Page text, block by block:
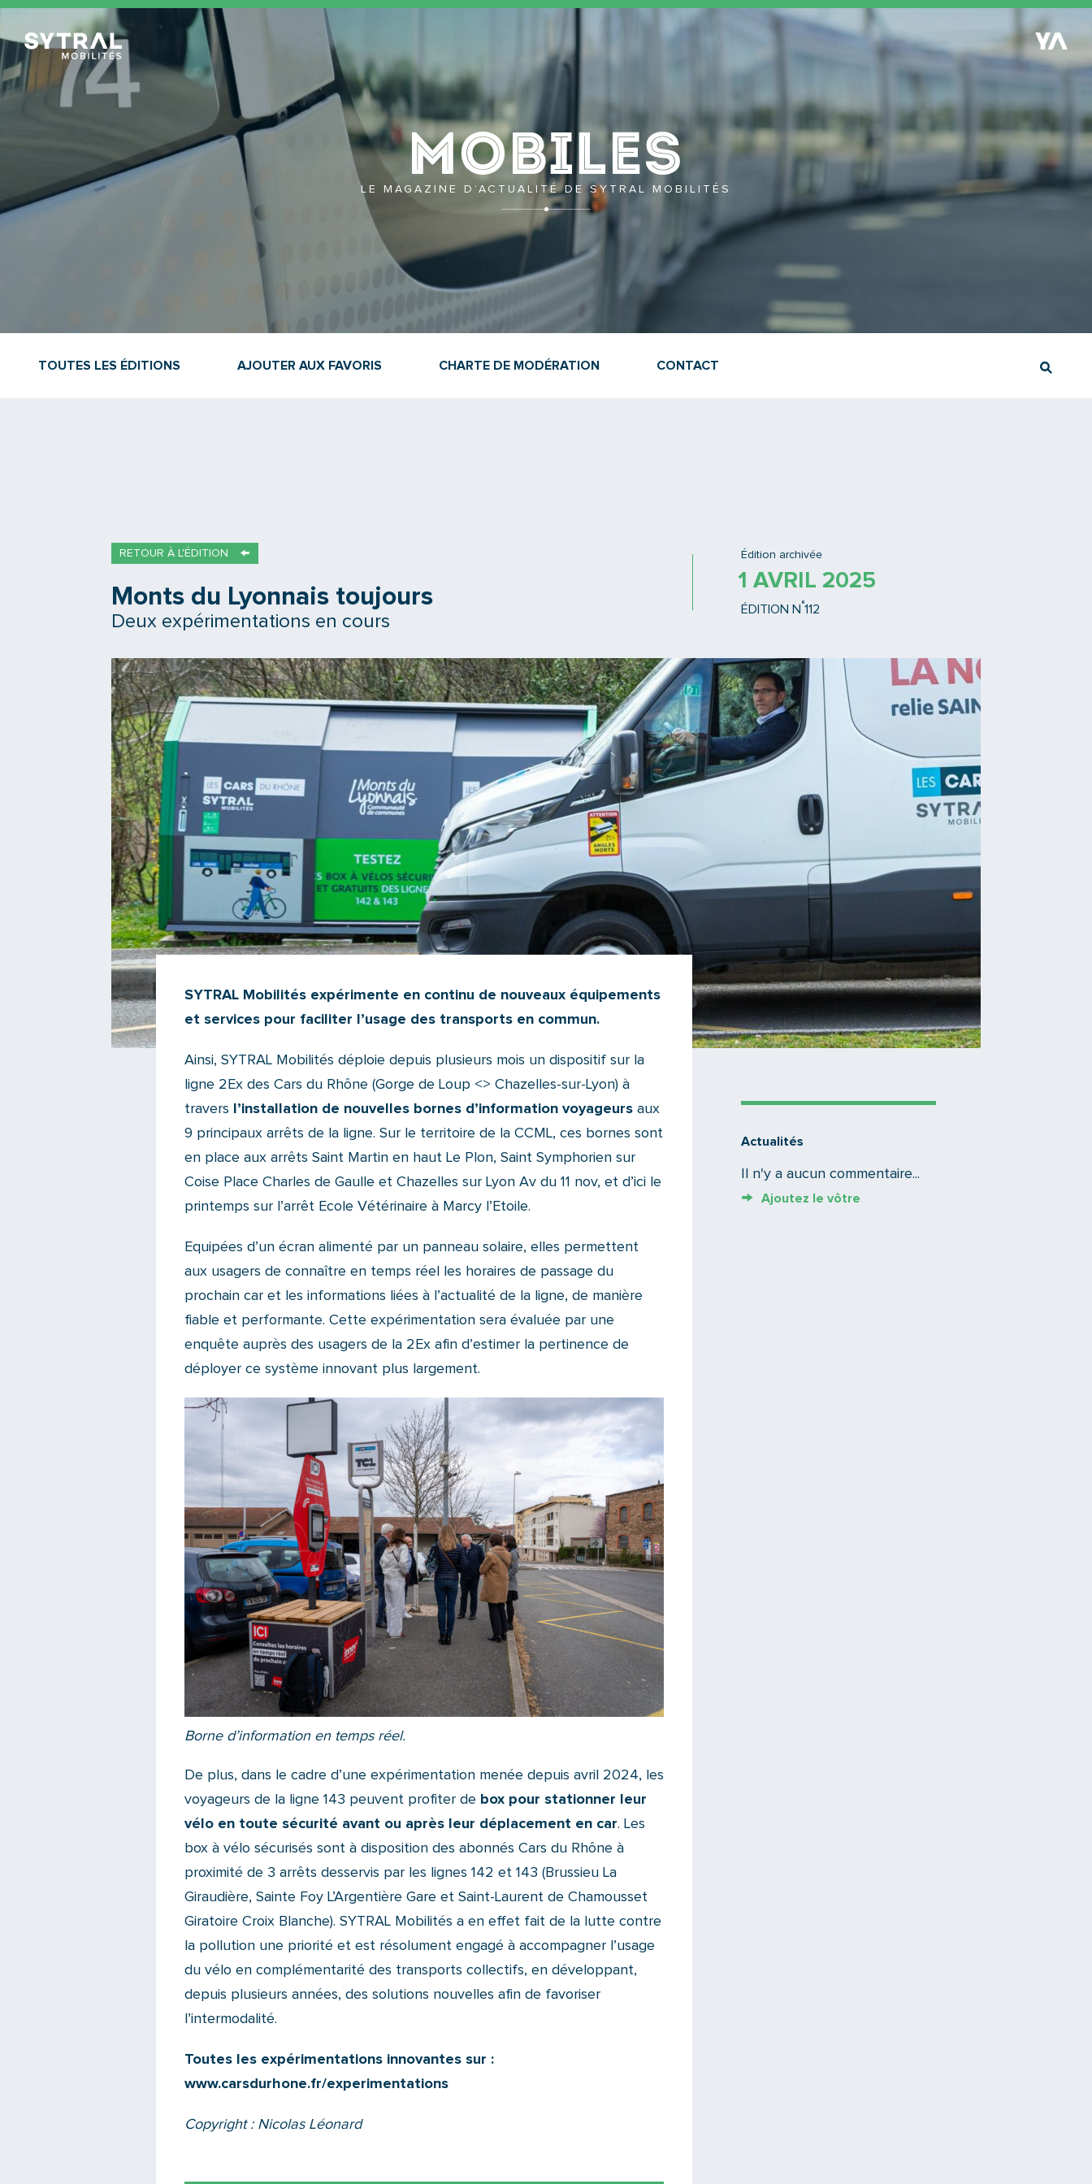
TCL Sytral
Retour à l'accueil
Mobiles
LE MAGAZINE D’ACTUALITÉ DE SYTRAL MOBILITÉS
TOUTES LES ÉDITIONS AJOUTER AUX FAVORIS CHARTE DE MODÉRATION CONTACT
RETOUR À L'ÉDITION Édition archivée
1 AVRIL 2025
ÉDITION N °112
Monts du Lyonnais toujours
Deux expérimentations en cours
Actualités
Il n'y a aucun commentaire...
Ajoutez le vôtre
SYTRAL Mobilités expérimente en continu de nouveaux équipements
et services pour faciliter l’usage des transports en commun.
Ainsi, SYTRAL Mobilités déploie depuis plusieurs mois un dispositif sur la
ligne 2Ex des Cars du Rhône (Gorge de Loup <> Chazelles-sur-Lyon) à
travers
l’installation de nouvelles bornes d’information voyageurs aux
9 principaux arrêts de la ligne. Sur le territoire de la CCML, ces bornes sont
en place aux arrêts Saint Martin en haut Le Plon, Saint Symphorien sur
Coise Place Charles de Gaulle et Chazelles sur Lyon Av du 11 nov, et d’ici le
printemps sur l’arrêt Ecole Vétérinaire à Marcy l’Etoile.
Equipées d’un écran alimenté par un panneau solaire, elles permettent
aux usagers de connaître en temps réel les horaires de passage du
prochain car et les informations liées à l’actualité de la ligne, de manière
fiable et performante. Cette expérimentation sera évaluée par une
enquête auprès des usagers de la 2Ex afin d’estimer la pertinence de
déployer ce système innovant plus largement.
Borne d’information en temps réel.
De plus, dans le cadre d’une expérimentation menée depuis avril 2024, les
voyageurs de la ligne 143 peuvent profiter de box pour stationner leur
vélo en toute sécurité avant ou après leur déplacement en car. Les
box à vélo sécurisés sont à disposition des abonnés Cars du Rhône à
proximité de 3 arrêts desservis par les lignes 142 et 143 (Brussieu La
Giraudière, Sainte Foy L’Argentière Gare et Saint-Laurent de Chamousset
Giratoire Croix Blanche). SYTRAL Mobilités a en effet fait de la lutte contre
la pollution une priorité et est résolument engagé à accompagner l’usage
du vélo en complémentarité des transports collectifs, en développant,
depuis plusieurs années, des solutions nouvelles afin de favoriser
l’intermodalité.
Toutes les expérimentations innovantes sur :
www.carsdurhone.fr/experimentations
Copyright : Nicolas Léonard